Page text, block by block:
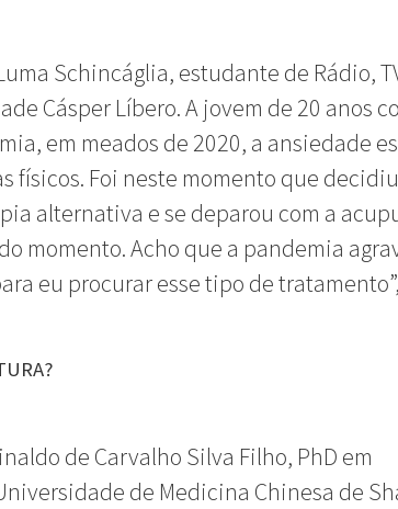
Schincáglia, estudante de Rádio,
Cásper Líbero. A jovem de 20 anos
em meados de 2020, a ansiedade
físicos. Foi neste momento que decidiu
alternativa e se deparou com a
momento. Acho que a pandemia
eu procurar esse tipo de
de Carvalho Silva Filho, PhD em
de Medicina Chinesa de